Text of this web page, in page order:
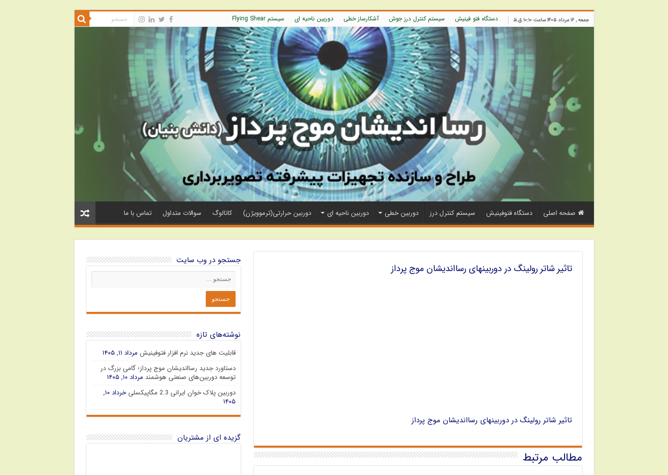
جمعه , ۱۶ مرداد ۱۴۰۵ ساعت ۱۰:۱۰ ق.ظ دستگاه فتو فینیش سیستم کنترل درز جوش آشکارساز خطی دوربین ناحیه ای سیستم Flying Shear
صفحه اصلی دستگاه فتوفینیش سیستم کنترل درز دوربین خطی دوربین ناحیه ای دوربین حرارتی(ترموویژن) کاتالوگ سوالات متداول تماس با ما
تاثیر شاتر رولینگ در دوربینهای رسااندیشان موج پرداز
تاثیر شاتر رولینگ در دوربینهای رسااندیشان موج پرداز
مطالب مرتبط
جستجو در وب سایت
نوشته‌های تازه
قابلیت های جدید نرم افزار فتوفینیش مرداد ۱۱, ۱۴۰۵
دستاورد جدید رسااندیشان موج پرداز؛ گامی بزرگ در
توسعه دوربین‌های صنعتی هوشمند مرداد ۱۰, ۱۴۰۵
دوربین پلاک خوان ایرانی 2.3 مگاپیکسلی
خرداد ۱۰,
۱۴۰۵
گزیده ای از مشتریان